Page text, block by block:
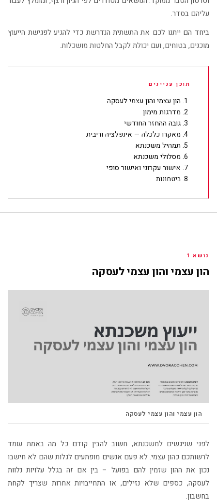
עליהם בסדר.
ביחד הם ייתנו לכם את התשתית הנדרשת כדי להגיע לפגישת הייעוץ
מוכנים, בטוחים, ועם יכולת לקבל החלטות מושכלות.
תוכן עניינים
הון עצמי והון עצמי לעסקה
מדרגות מימון
גובה ההחזר החודשי
מאקרו כלכלה — אינפלציה וריבית
תמהיל משכנתא
מסלולי משכנתא
אישור עקרוני ואישור סופי
ביטחונות
נושא 1
הון עצמי והון עצמי לעסקה
▶
הון עצמי והון עצמי לעסקה
לפני שניגשים למשכנתא, חשוב להבין קודם כל מה באמת עומד
לרשותכם כהון עצמי. לא פעם אנשים מופתעים לגלות שהם לא חישבו
נכון את ההון שזמין להם בפועל – בין אם זה בגלל עלויות נלוות
לעסקה, כספים שלא נזילים, או התחייבויות אחרות שצריך לקחת
בחשבון.